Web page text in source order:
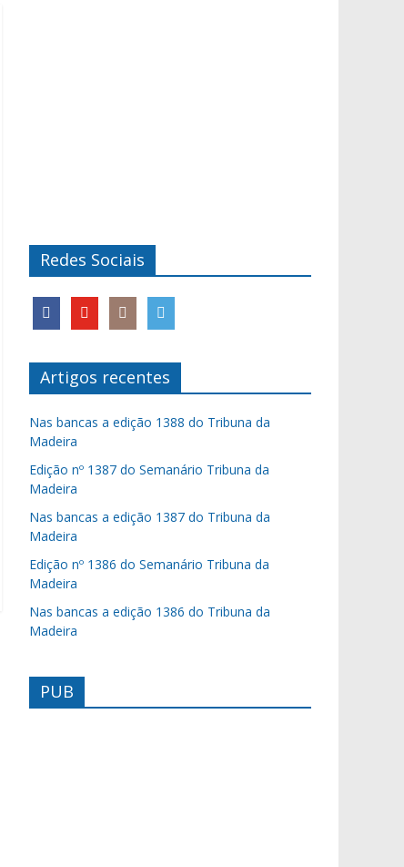
Redes Sociais
Artigos recentes
Nas bancas a edição 1388 do Tribuna da
Madeira
Edição nº 1387 do Semanário Tribuna da
Madeira
Nas bancas a edição 1387 do Tribuna da
Madeira
Edição nº 1386 do Semanário Tribuna da
Madeira
Nas bancas a edição 1386 do Tribuna da
Madeira
PUB